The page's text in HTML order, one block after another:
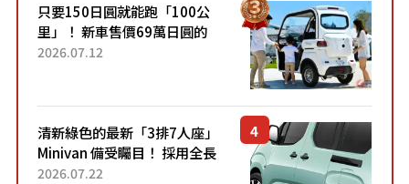
只要150日圓就能跑「100公
里」！ 新車售價69萬日圓的
「3人座」Trike大受歡迎！ 順
2026.07.12
清新綠色的最新「3排7人座」
Minivan 備受矚目！ 採用全長
4.7公尺剛剛好的車身尺寸與
2026.07.22